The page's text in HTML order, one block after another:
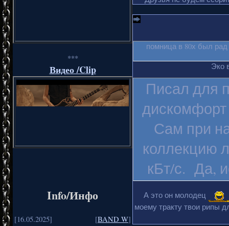
***
Видео /Clip
Info/Инфо
[16.05.2025] [BAND W]
помница в 80х был
Эко
Писал для
Сам при
коллекцию
кБт/с. Да,
А это он молодец
моему тракту твои рипы